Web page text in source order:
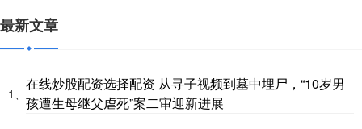
最新文章
1、
在线炒股配资选择配资 从寻子视频到墓中埋尸，“10岁男
孩遭生母继父虐死”案二审迎新进展